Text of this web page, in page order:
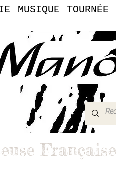
MUSIQUE TOURNÉE
Française